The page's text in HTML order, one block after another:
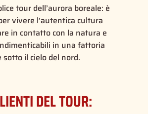
tour dell’aurora boreale: è
vivere l’autentica cultura
in contatto con la natura e
in una fattoria
sotto il cielo del nord.
DEL TOUR: